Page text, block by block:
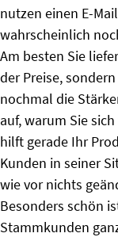
nutzen einen E-
wahrscheinlich
Am besten Sie
der Preise,
nochmal die
auf, warum Sie
hilft gerade Ihr
Kunden in seiner
wie vor nichts
Besonders schön
Stammkunden